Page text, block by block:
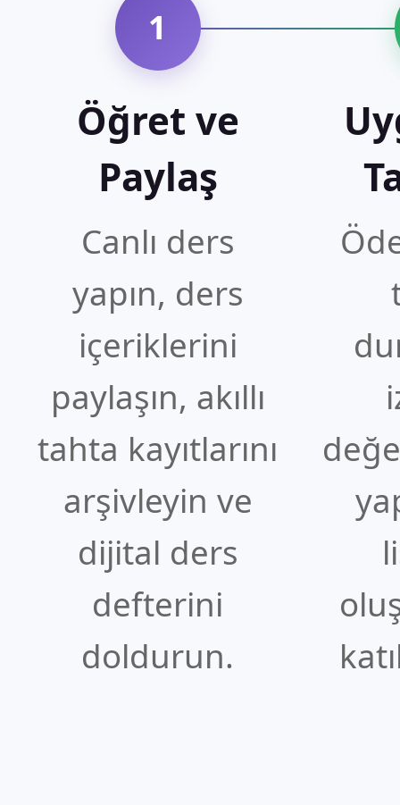
1
Öğret ve
Paylaş
Canlı ders
yapın, ders
içeriklerini
paylaşın, akıllı
tahta kayıtlarını
arşivleyin ve
dijital ders
defterini
doldurun.